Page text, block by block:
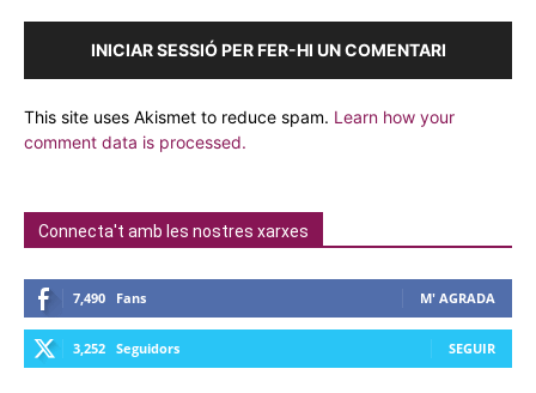
INICIAR SESSIÓ PER FER-HI UN COMENTARI
This site uses Akismet to reduce spam. Learn how your
comment data is processed.
Connecta't amb les nostres xarxes
7,490 Fans M' AGRADA
3,252 Seguidors SEGUIR